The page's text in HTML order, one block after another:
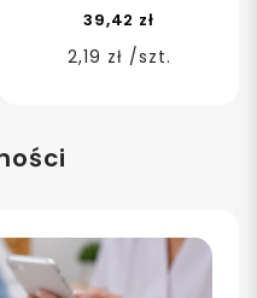
39,42 zł
2,19 zł /szt.